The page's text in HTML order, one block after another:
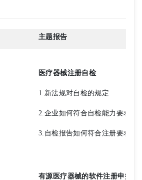
主题报告
医疗器械注册自检
1.新法规对自检的规定
2.企业如何符合自检能力要求
3.自检报告如何符合注册要求
有源医疗器械的软件注册申报